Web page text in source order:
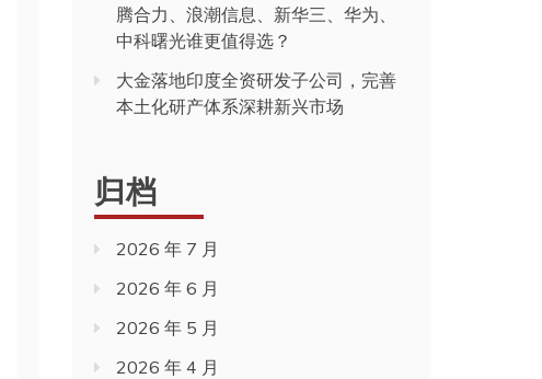
腾合力、浪潮信息、新华三、华为、
中科曙光谁更值得选？
大金落地印度全资研发子公司，完善
本土化研产体系深耕新兴市场
归档
2026 年 7 月
2026 年 6 月
2026 年 5 月
2026 年 4 月